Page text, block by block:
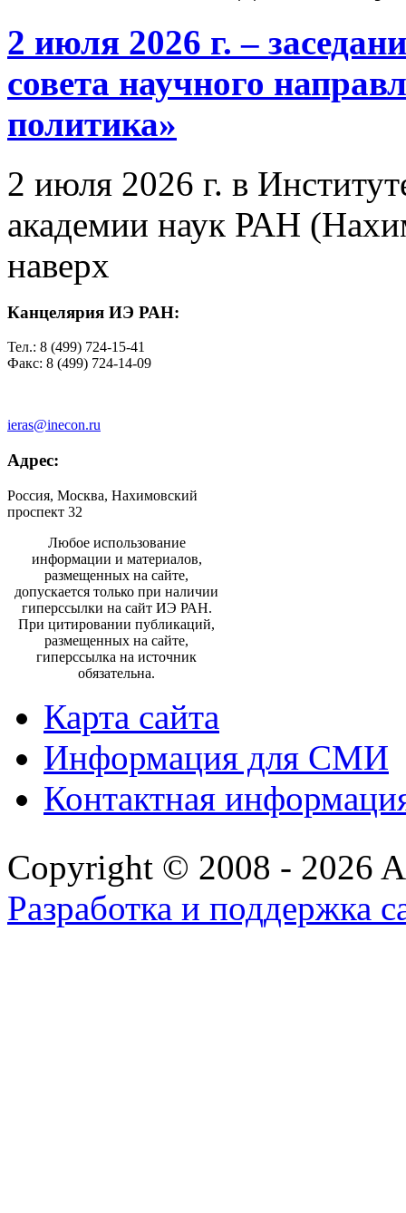
2 июля 2026 г. –
совета научного
политика»
2 июля 2026 г. в
академии наук РАН
наверх
Канцелярия ИЭ РАН:
Тел.: 8 (499) 724-15-41
Факс: 8 (499) 724-14-09
ieras@inecon.ru
Адрес:
Россия, Москва, Нахимовский
проспект 32
Любое использование
информации и материалов,
размещенных на сайте,
допускается только при наличии
гиперссылки на сайт ИЭ РАН.
При цитировании публикаций,
размещенных на сайте,
гиперссылка на источник
обязательна.
Карта сайта
Информация для СМИ
Контактная
Copyright © 2008 - 2026
Разработка и поддержка